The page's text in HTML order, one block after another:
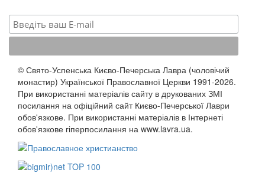
© Свято-Успенська Києво-Печерська Лавра (чоловічий
монастир) Української Православної Церкви 1991-2026.
При використанні матеріалів сайту в друкованих ЗМІ
посилання на офіційний сайт Києво-Печерської Лаври
обов'язкове. При використанні матеріалів в Інтернеті
обов'язкове гіперпосилання на www.lavra.ua.